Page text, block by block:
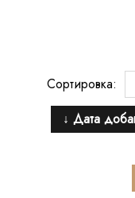
Сортировка:
↓ Дата